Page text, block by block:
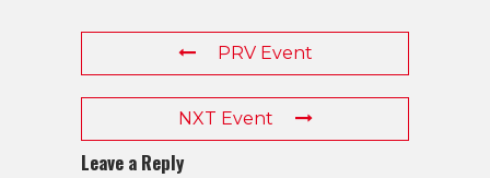
PRV Event
NXT Event
Leave a Reply